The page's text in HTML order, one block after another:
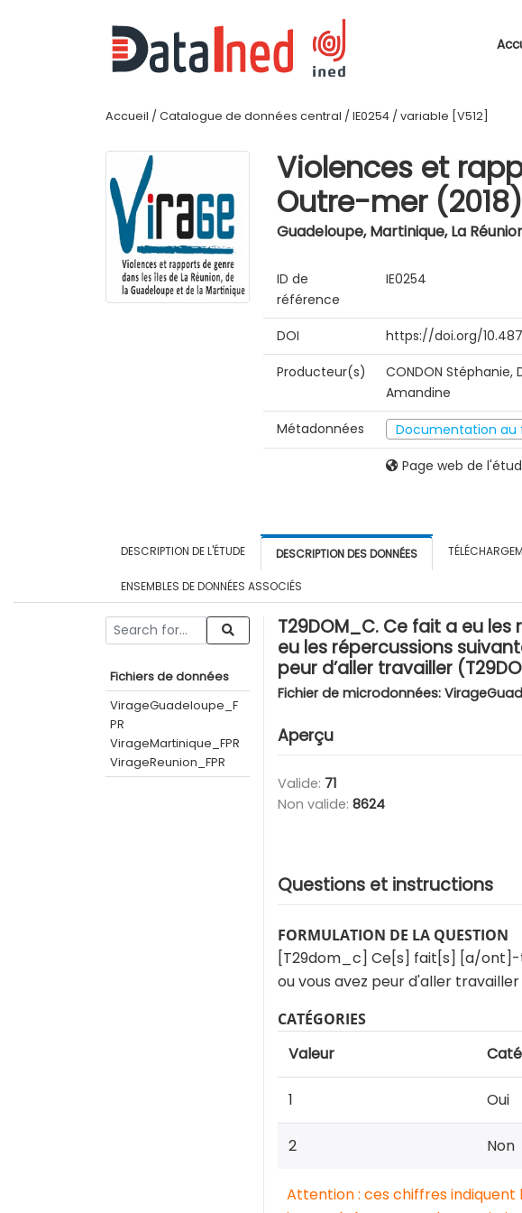
Accueil / Catalogue de données central / IE0254 / variable [V512]
Violences et
Outre-mer (2018)
Guadeloupe, Martinique, La
ID de
référence
IE0254
DOI
https://doi.org/
Producteur(s)
CONDON Stéphanie,
Amandine
Métadonnées
Documentation au
Page web de
DESCRIPTION DE L'ÉTUDE DESCRIPTION DES DONNÉES
ENSEMBLES DE DONNÉES ASSOCIÉS
Fichiers de données
VirageGuadeloupe_F
PR
VirageMartinique_FPR
VirageReunion_FPR
T29DOM_C. Ce fait a eu
eu les répercussions
peur d’aller travailler
Fichier de microdonnées:
Aperçu
Valide: 71
Non valide: 8624
Questions et instructions
FORMULATION DE LA QUESTION
[T29dom_c] Ce[s] fait[s] [a/ont]-
ou vous avez peur d'aller travailler
CATÉGORIES
Valeur
1 Oui
2 Non
Attention : ces chiffres